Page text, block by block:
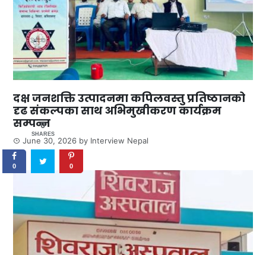
दक्ष जनशक्ति उत्पादनमा कपिलवस्तु प्रतिष्ठानको
दृढ संकल्पका साथ अभिमुखीकरण कार्यक्रम
सम्पन्न
June 30, 2026 by Interview Nepal
0
SHARES
0 0